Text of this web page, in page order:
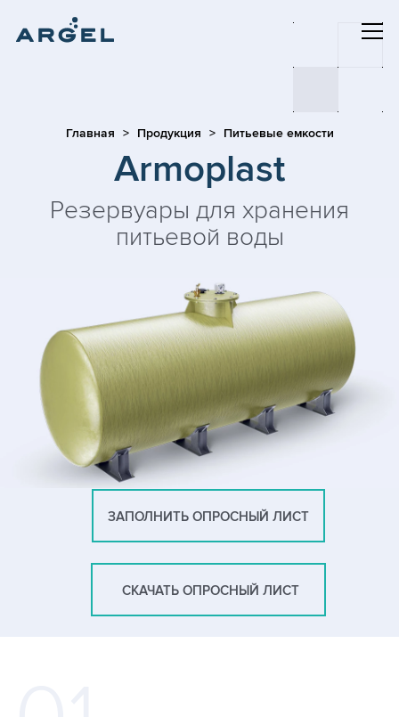
Главная Продукция Питьевые емкости
Armoplast
Резервуары для хранения
питьевой воды
ЗАПОЛНИТЬ ОПРОСНЫЙ ЛИСТ
СКАЧАТЬ ОПРОСНЫЙ ЛИСТ